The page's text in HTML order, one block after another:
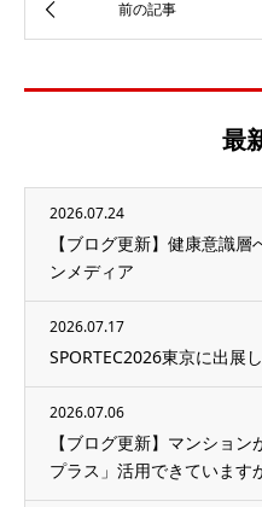
最
2026.07.24
【ブログ更新】健康意識
ンメディア
2026.07.17
SPORTEC2026東京に出展
2026.07.06
【ブログ更新】マンショ
プラス」活用できています